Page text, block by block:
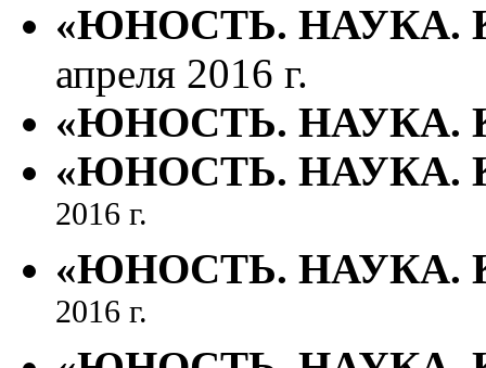
«ЮНОСТЬ. НАУКА.
апреля 2016 г.
«ЮНОСТЬ. НАУКА.
«ЮНОСТЬ. НАУКА.
2016 г.
«ЮНОСТЬ. НАУКА.
2016 г.